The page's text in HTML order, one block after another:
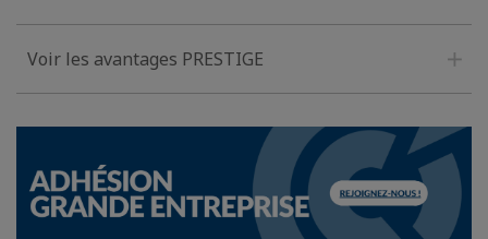
Voir les avantages PRESTIGE